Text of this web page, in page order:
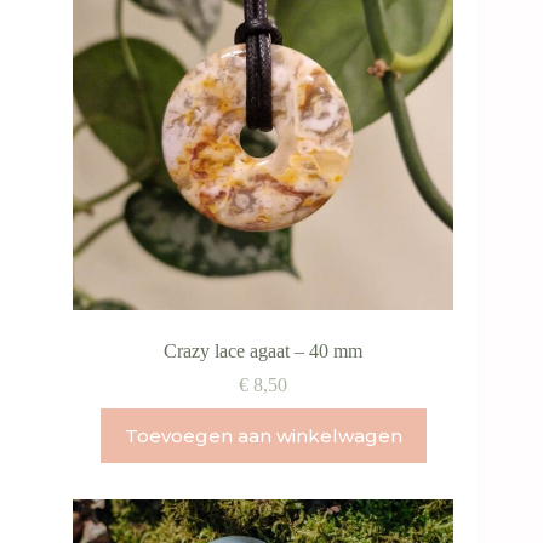
gekozen
worden
op
de
productpagina
Crazy lace agaat – 40 mm
€ 8,50
Toevoegen aan winkelwagen